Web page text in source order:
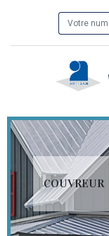
COUVREUR